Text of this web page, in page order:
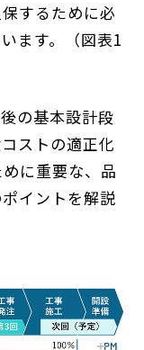
するために必
ます。（図表1
の基本設計段
ストの適正化
に重要な、品
イントを解説